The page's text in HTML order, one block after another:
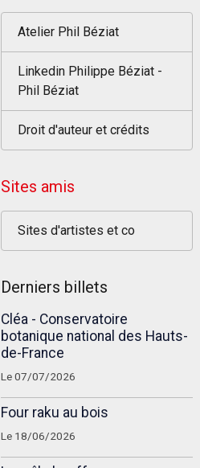
Atelier Phil Béziat
Linkedin Philippe Béziat -
Phil Béziat
Droit d'auteur et crédits
Sites amis
Sites d'artistes et co
Derniers billets
Cléa - Conservatoire
botanique national des Hauts-
de-France
Le 07/07/2026
Four raku au bois
Le 18/06/2026